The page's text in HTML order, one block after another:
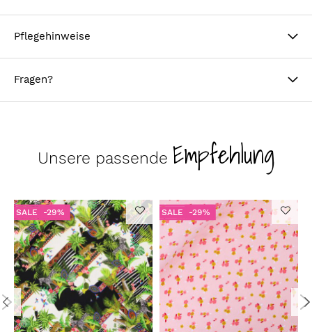
Pflegehinweise
Fragen?
Unsere passende Empfehlung
SALE -29% SALE -29%